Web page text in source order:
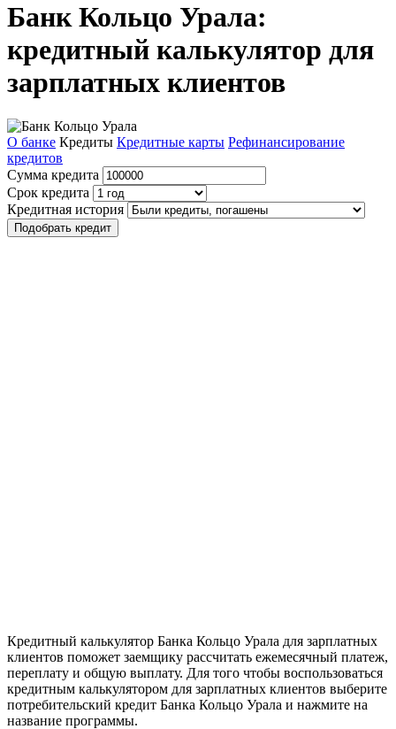
Банк Кольцо Урала:
кредитный калькулятор для
зарплатных клиентов
О банке Кредиты Кредитные карты Рефинансирование
кредитов
Сумма кредита
Срок кредита
Кредитная история
Подобрать кредит
Кредитный калькулятор Банка Кольцо Урала для зарплатных
клиентов поможет заемщику рассчитать ежемесячный платеж,
переплату и общую выплату. Для того чтобы воспользоваться
кредитным калькулятором для зарплатных клиентов выберите
потребительский кредит Банка Кольцо Урала и нажмите на
название программы.